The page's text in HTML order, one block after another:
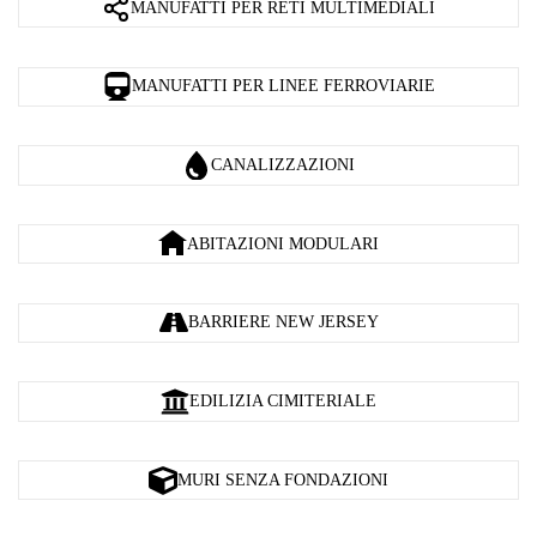
MANUFATTI PER RETI MULTIMEDIALI
MANUFATTI PER LINEE FERROVIARIE
CANALIZZAZIONI
ABITAZIONI MODULARI
BARRIERE NEW JERSEY
EDILIZIA CIMITERIALE
MURI SENZA FONDAZIONI